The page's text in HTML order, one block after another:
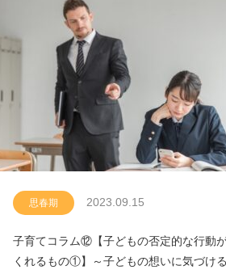
思春期 2023.09.15
子育てコラム⑫【子どもの否定的な行動
くれるもの①】～子どもの想いに気づけ